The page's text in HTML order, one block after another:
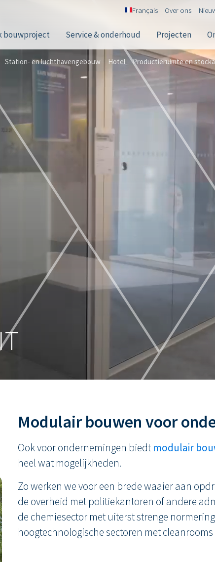
Français Over ons
bouwproject Service & onderhoud Projecten
Station- en luchthavengebouw Hotel Productieruimte en
Modulair bouwen voor
Ook voor ondernemingen biedtmodulair
heel wat mogelijkheden.
Zo werken we voor een brede waaier aan
de overheid met politiekantoren of andere
de chemiesector met uiterst strenge
hoogtechnologische sectoren met